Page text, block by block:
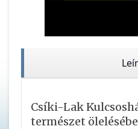
Csíki-Lak
természet